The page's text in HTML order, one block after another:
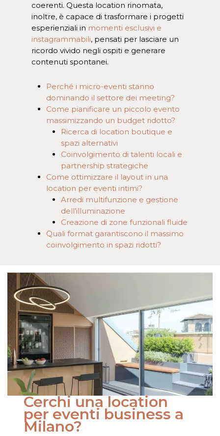
coerenti. Questa location rinomata,
inoltre, è capace di trasformare i progetti
esperienziali in momenti esclusivi e
instagrammabili, pensati per lasciare un
ricordo vivido negli ospiti e generare
contenuti spontanei.
Perché i micro-eventi stanno
dominando il settore dei meeting?
Come pianificare un piccolo evento
massimizzando un budget ridotto?
Ricerca di location boutique e
spazi alternativi
Coinvolgimento di talenti locali e
partnership strategiche
Come ottimizzare il layout in una
location per eventi intimi?
Arredi multifunzione e gestione
dell’illuminazione
Creazione di zone funzionali fluide
Quali format garantiscono il massimo
coinvolgimento in spazi ridotti?
Cerchi una location
per eventi business a
Milano?